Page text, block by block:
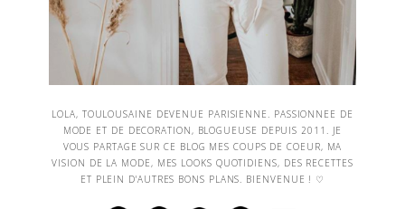
LOLA, TOULOUSAINE DEVENUE PARISIENNE. PASSIONNEE DE
MODE ET DE DECORATION, BLOGUEUSE DEPUIS 2011. JE
VOUS PARTAGE SUR CE BLOG MES COUPS DE COEUR, MA
VISION DE LA MODE, MES LOOKS QUOTIDIENS, DES RECETTES
ET PLEIN D'AUTRES BONS PLANS. BIENVENUE ! ♡